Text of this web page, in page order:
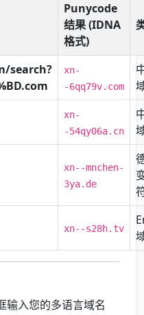
Punycode
结果 (IDNA
格式)
search?
xn-
-6qq79v.com
xn-
-54qy06a.cn
xn--mnchen-
3ya.de
xn--s28h.tv
输入您的多语言域名